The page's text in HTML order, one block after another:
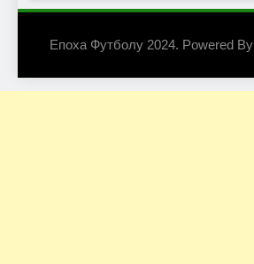
Епоха Футболу 2024. Powered By